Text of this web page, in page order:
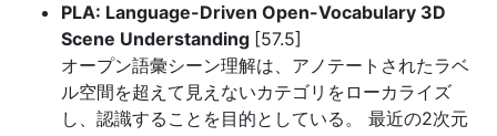
PLA: Language-Driven Open-Vocabulary 3D
Scene Understanding [57.5]
オープン語彙シーン理解は、アノテートされたラベ
ル空間を超えて見えないカテゴリをローカライズ
し、認識することを目的としている。 最近の2次元